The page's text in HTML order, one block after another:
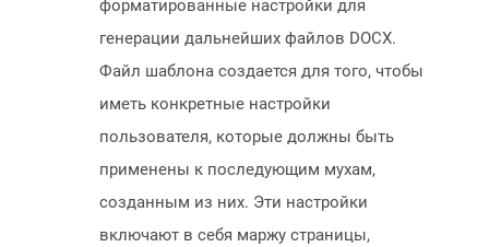
форматированные настройки для
генерации дальнейших файлов DOCX.
Файл шаблона создается для того, чтобы
иметь конкретные настройки
пользователя, которые должны быть
применены к последующим мухам,
созданным из них. Эти настройки
включают в себя маржу страницы,